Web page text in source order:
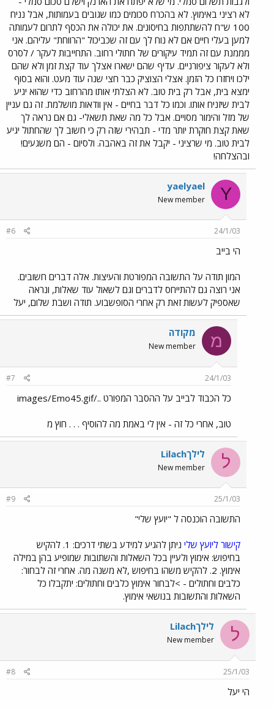
לא רציני באימוץ. לא בהכרח סכומים כמו שגובים בעמותות, אבל נניח
100 ש"ח להשתתפות בחיסונים. את יכולה את הכסף לתרום לעמותה
למען בעלי חיים אם לא נוח לך עם זה שכביכול "הרווחת" עליהם. אני
מממנת עם זה תמיד עיקורים של חתולי רחוב. התחייבות לעקר / לסרס
ולא לעקור ציפורניים. עדיף שהם ישארו אצלך עוד קצת זמן ולא שהם
ילכו ויחזרו כל הזמן. אצלי הצוציק כבר חצי שנה עוד מעט. והוא בסוף
ימצא בית, אבל רק בית טוב. לא הצלתי אותו מהרחוב כדי שהוא יגיע
לבית שיזניח אותו. וכמו כל דבר בחיים - אין וודאות מושלמת. זה גם עניין
של מזל והימור מסויים. אבל כל מה שאת תשאלי- גם אם נראה לך
שאת קצת חוקרת יותר מדי - תבהירי שזה רק כי חשוב לך שהחתול יגיע
לבית טוב. מי שרציני - יקבל את זה באהבה. ולסיום - הם משגעים!
ובהצלחה!
Y
yaelyael
New member
24/1/03
#6
הי בייב
המון תודה על התשובה המפורטת והעיצות. אלה דברים חשובים.
אני רוצה גם להתייחס לדברים וגם לשאול עוד שאלות, ונראה
שאספיק לעשות זאת רק אחרי הסופשבוע. תודה ושבת שלום, יעל
מ מקודה
New member
24/1/03
#7
כל הכבוד לבייב על ההסבר המפורט ../images/Emo45.gif
טוב, אחרי כל זה - אין לי באמת מה להוסיף . . . חוץ מ
ל לילךLilach
New member
25/1/03
#9
התשובה הוכנסה ל "יועץ שלי"
קישור ליועץ שלי
ניתן להגיע למידע בשתי דרכים: 1. להקיש
בחיפוש: אימוץ ולעיין בכל השאלות והשתובות שמופיע בהן במילה
אימוץ. 2. להקיש משהו בחיפוש ,לא משנה מה. אחרי זה לבחור:
כלבים וחתולים - >לבחור אימוץ כלבים וחתולים: יתקבלו כל
השאלות והתשובות בנושאי אימוץ.
ל לילךLilach
New member
25/1/03
#8
הי יעל